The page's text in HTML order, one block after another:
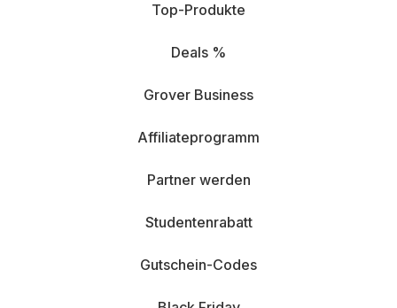
Top-Produkte
Deals %
Grover Business
Affiliateprogramm
Partner werden
Studentenrabatt
Gutschein-Codes